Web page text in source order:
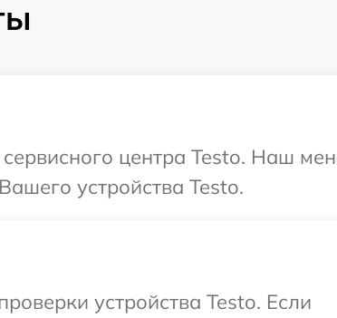
центра Testo. Наш
устройства Testo.
устройства Testo. Если